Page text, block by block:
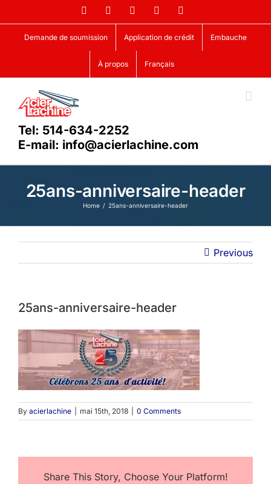
to
content
FacebookLinkedIn YouTube
Demande de soumission Application de crédit Embauche
À propos Français
Tel: 514-634-2252
E-mail: info@acierlachine.com
25ans-anniversaire-header
Home 25ans-anniversaire-header
Previous
25ans-anniversaire-header
By acierlachine mai 15th, 2018 0 Comments
Share This Story, Choose Your Platform!